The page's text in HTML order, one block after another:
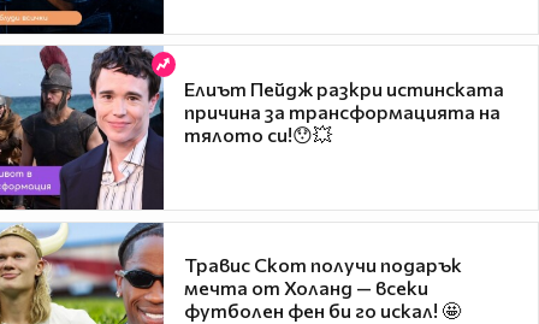
Елиът Пейдж разкри истинската
причина за трансформацията на
тялото си!😯💥
Травис Скот получи подарък
мечта от Холанд — всеки
футболен фен би го искал! 🤩